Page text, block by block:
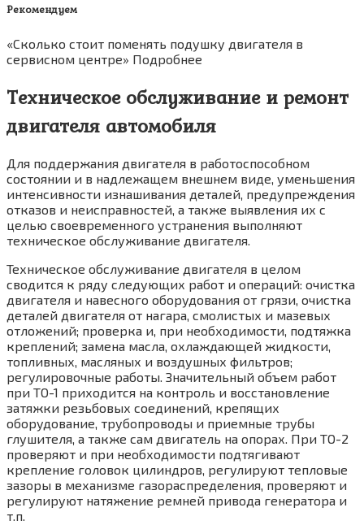
Рекомендуем
«Сколько стоит поменять подушку двигателя в
сервисном центре» Подробнее
Техническое обслуживание и ремонт
двигателя автомобиля
Для поддержания двигателя в работоспособном
состоянии и в надлежащем внешнем виде, уменьшения
интенсивности изнашивания деталей, предупреждения
отказов и неисправностей, а также выявления их с
целью своевременного устранения выполняют
техническое обслуживание двигателя.
Техническое обслуживание двигателя в целом
сводится к ряду следующих работ и операций: очистка
двигателя и навесного оборудования от грязи, очистка
деталей двигателя от нагара, смолистых и мазевых
отложений; проверка и, при необходимости, подтяжка
креплений; замена масла, охлаждающей жидкости,
топливных, масляных и воздушных фильтров;
регулировочные работы. Значительный объем работ
при ТО-1 приходится на контроль и восстановление
затяжки резьбовых соединений, крепящих
оборудование, трубопроводы и приемные трубы
глушителя, а также сам двигатель на опорах. При ТО-2
проверяют и при необходимости подтягивают
крепление головок цилиндров, регулируют тепловые
зазоры в механизме газораспределения, проверяют и
регулируют натяжение ремней привода генератора и
т.п.